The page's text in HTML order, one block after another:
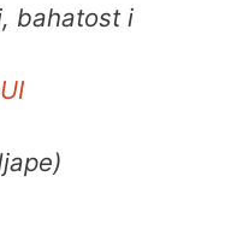
bahatost i